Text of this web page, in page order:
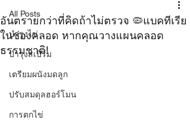
All Posts
บำรุงไข่
บำรุงสเปิร์ม
เตรียมผนังมดลูก
ปรับสมดุลฮอร์โมน
การตกไข่
อันตรายกว่าที่คิดถ้าไม่ตรวจ 🦠แบคทีเรีย
ในช่องคลอด หากคุณวางแผนคลอด
ธรรมชาติ!